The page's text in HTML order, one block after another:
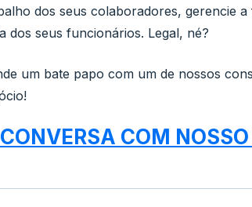
dos seus colaboradores, gerencie
dos seus funcionários. Legal, né?
um bate papo com um de nossos
COM